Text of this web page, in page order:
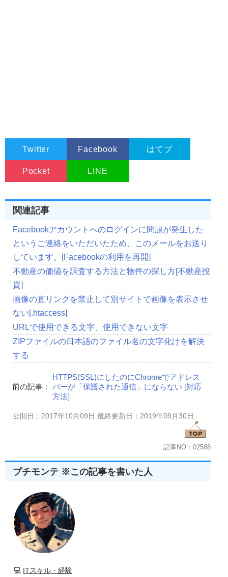
Twitter Facebook はてブ
Pocket LINE
関連記事
Facebookアカウントへのログインに問題が発生した
というご連絡をいただいたため、このメールをお送り
しています。[Facebookの利用を再開]
不動産の価値を調査する方法と物件の探し方[不動産投
資]
画像の直リンクを禁止して別サイトで画像を表示させ
ない[.htaccess]
URLで使用できる文字、使用できない文字
ZIPファイルの日本語のファイル名の文字化けを解決
する
前の記事：
HTTPS(SSL)にしたのにChromeでアドレス
バーが「保護された通信」にならない [対応
方法]
公開日：2017年10月09日 最終更新日：2019年09月30日
記事NO：02588
プチモンテ ※この記事を書いた人
💻 ITスキル・経験